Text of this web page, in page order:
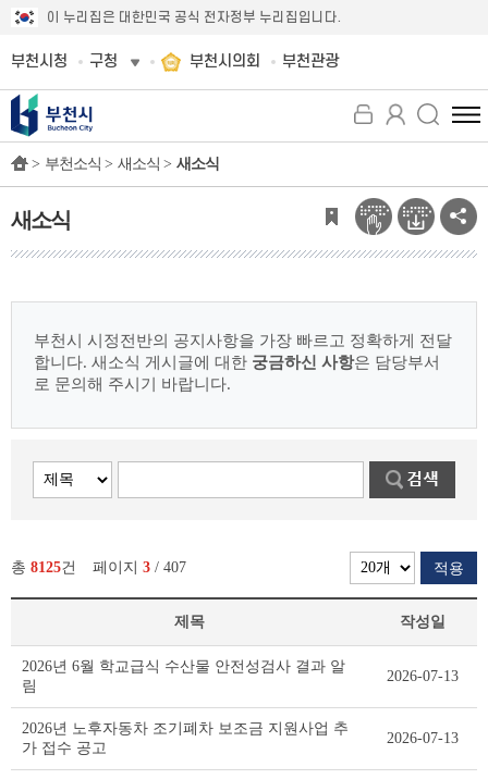
이 누리집은 대한민국 공식 전자정부 누리집입니다.
부천시청 구청 부천시의회 부천관광
전
체
뉴
보
기
> 부천소식 > 새소식 > 새소식
새소식
부천시 시정전반의 공지사항을 가장 빠르고 정확하게 전달
합니다. 새소식 게시글에 대한 궁금하신 사항은 담당부서
로 문의해 주시기 바랍니다.
총 8125건 페이지 3 / 407 적용
새
소
리
스
트
제목 작성일
2026년 6월 학교급식 수산물 안전성검사 결과 알
림
2026-07-13
2026년 노후자동차 조기폐차 보조금 지원사업 추
가 접수 공고
2026-07-13